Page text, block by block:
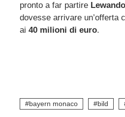
pronto a far partire
dovesse arrivare un’offerta
ai 40 milioni di euro.
bayern monaco bild